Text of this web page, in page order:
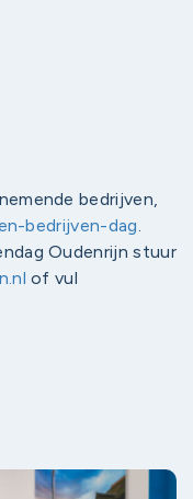
bedrijven,
bedrijven-dag.
Oudenrijn stuur
of vul